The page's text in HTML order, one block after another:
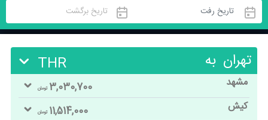
تهران به THR
مشهد 3,030,700 تومان
کیش 11,514,000 تومان